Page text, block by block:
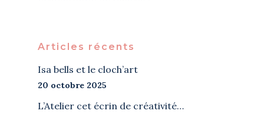
Articles récents
Isa bells et le cloch’art
20 octobre 2025
L’Atelier cet écrin de créativité…